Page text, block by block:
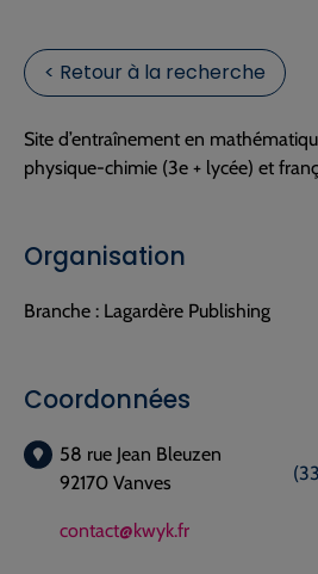
< Retour à la recherche
Site d’entraînement en
physique-chimie (3e + lycée) et
Organisation
Branche : Lagardère Publishing
Coordonnées
58 rue Jean Bleuzen
92170 Vanves
contact@kwyk.fr